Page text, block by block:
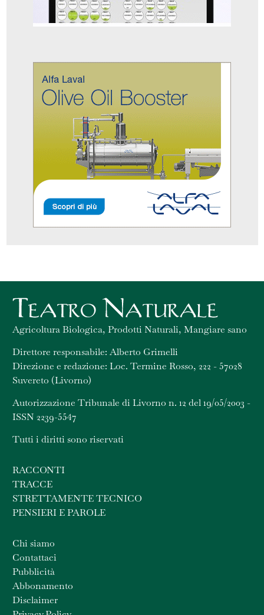
Agricoltura Biologica, Prodotti Naturali, Mangiare sano
Direttore responsabile: Alberto Grimelli
Direzione e redazione: Loc. Termine Rosso, 222 - 57028
Suvereto (Livorno)
Autorizzazione Tribunale di Livorno n. 12 del 19/05/2003 -
ISSN 2239-5547
Tutti i diritti sono riservati
RACCONTI
TRACCE
STRETTAMENTE TECNICO
PENSIERI E PAROLE
Chi siamo
Contattaci
Pubblicità
Abbonamento
Disclaimer